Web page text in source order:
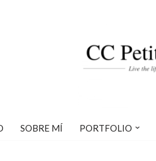
SOBRE MÍ PORTFOLIO